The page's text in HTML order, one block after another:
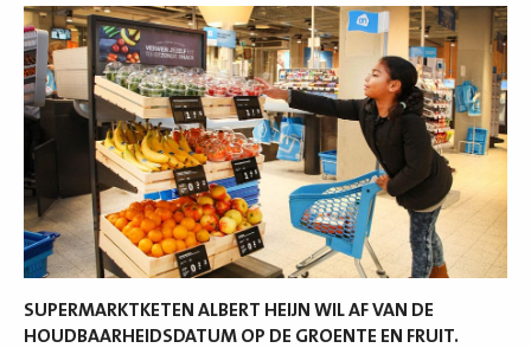
SUPERMARKTKETEN ALBERT HEIJN WIL AF VAN DE
HOUDBAARHEIDSDATUM OP DE GROENTE EN FRUIT.